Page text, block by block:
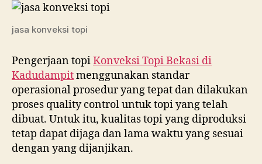
jasa konveksi topi
Pengerjaan topiKonveksi Topi Bekasi di
Kadudampitmenggunakan standar
operasional prosedur yang tepat dan dilakukan
proses quality control untuk topi yang telah
dibuat. Untuk itu, kualitas topi yang diproduksi
tetap dapat dijaga dan lama waktu yang sesuai
dengan yang dijanjikan.